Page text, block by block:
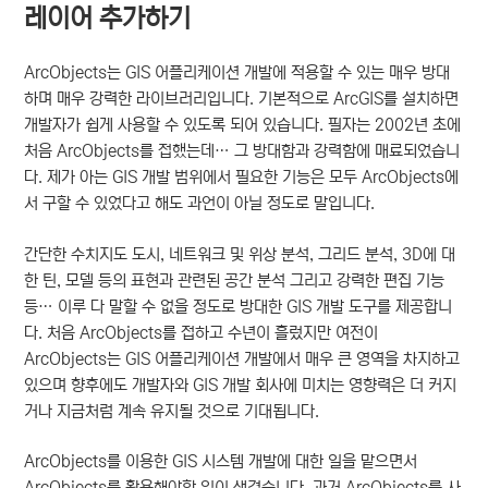
자
레이어 추가하기
ArcObjects는 GIS 어플리케이션 개발에 적용할 수 있는 매우 방대
하며 매우 강력한 라이브러리입니다. 기본적으로 ArcGIS를 설치하면
개발자가 쉽게 사용할 수 있도록 되어 있습니다. 필자는 2002년 초에
처음 ArcObjects를 접했는데… 그 방대함과 강력함에 매료되었습니
다. 제가 아는 GIS 개발 범위에서 필요한 기능은 모두 ArcObjects에
서 구할 수 있었다고 해도 과언이 아닐 정도로 말입니다.
간단한 수치지도 도시, 네트워크 및 위상 분석, 그리드 분석, 3D에 대
한 틴, 모델 등의 표현과 관련된 공간 분석 그리고 강력한 편집 기능
등… 이루 다 말할 수 없을 정도로 방대한 GIS 개발 도구를 제공합니
다. 처음 ArcObjects를 접하고 수년이 흘렀지만 여전이
ArcObjects는 GIS 어플리케이션 개발에서 매우 큰 영역을 차지하고
있으며 향후에도 개발자와 GIS 개발 회사에 미치는 영향력은 더 커지
거나 지금처럼 계속 유지될 것으로 기대됩니다.
ArcObjects를 이용한 GIS 시스템 개발에 대한 일을 맡으면서